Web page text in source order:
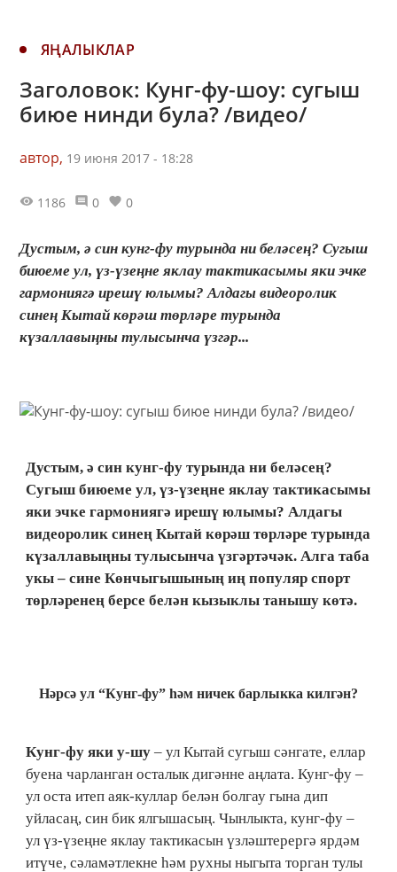
ЯҢАЛЫКЛАР
Заголовок: Кунг-фу-шоу: сугыш
биюе нинди була? /видео/
автор, 19 июня 2017 - 18:28
1186 0 0
Дустым, ә син кунг-фу турында ни беләсең? Сугыш
биюеме ул, үз-үзеңне яклау тактикасымы яки эчке
гармониягә ирешү юлымы? Алдагы видеоролик
синең Кытай көрәш төрләре турында
күзаллавыңны тулысынча үзгәр...
Дустым, ә син кунг-фу турында ни беләсең?
Сугыш биюеме ул, үз-үзеңне яклау тактикасымы
яки эчке гармониягә ирешү юлымы? Алдагы
видеоролик синең Кытай көрәш төрләре турында
күзаллавыңны тулысынча үзгәртәчәк. Алга таба
укы – сине Көнчыгышының иң популяр спорт
төрләренең берсе белән кызыклы танышу көтә.
Нәрсә ул “Кунг-фу” һәм ничек барлыкка килгән?
Кунг-фу яки у-шу – ул Кытай сугыш сәнгате, еллар
буена чарланган осталык дигәнне аңлата. Кунг-фу –
ул оста итеп аяк-куллар белән болгау гына дип
уйласаң, син бик ялгышасың. Чынлыкта, кунг-фу –
ул үз-үзеңне яклау тактикасын үзләштерергә ярдәм
итүче, сәламәтлекне һәм рухны ныгыта торган тулы